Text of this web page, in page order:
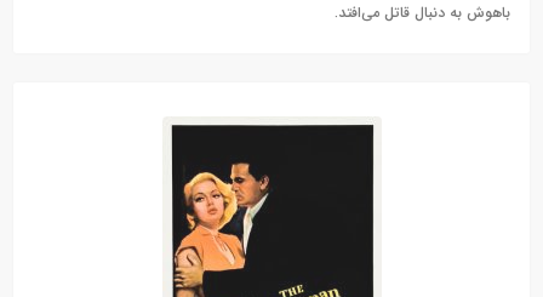
باهوش به دنبال قاتل می‌افتد.